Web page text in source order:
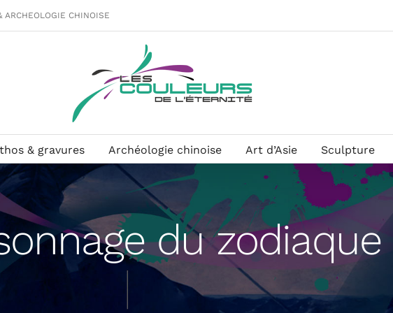
ARCHEOLOGIE CHINOISE
& gravures Archéologie chinoise Art d’Asie Sculpture
du zodiaque